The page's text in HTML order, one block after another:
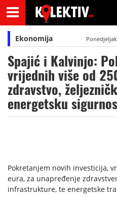
Ekonomija
Spajić i Kalvinjo:
vrijednih više od
zdravstvo,
energetsku
Pokretanjem novih investicija,
eura, za unapređenje
infrastrukture, te energetske